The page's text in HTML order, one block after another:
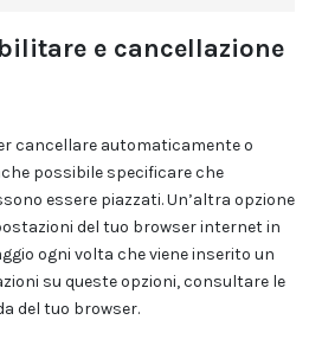
e cancellazione
cancellare automaticamente o
possibile specificare che
essere piazzati. Un’altra opzione
del tuo browser internet in
ogni volta che viene inserito un
su queste opzioni, consultare le
del tuo browser.